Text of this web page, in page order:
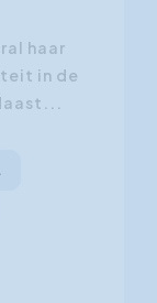
haar
in de